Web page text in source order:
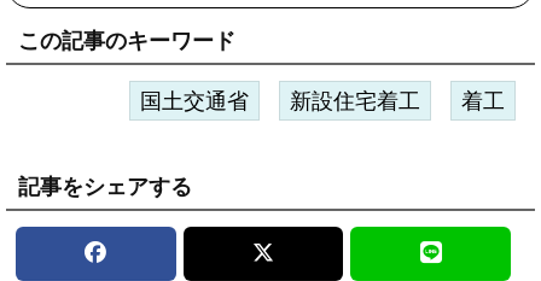
この記事のキーワード
国土交通省 新設住宅着工 着工
記事をシェアする